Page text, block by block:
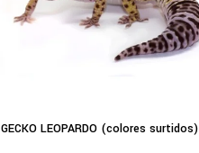
AÑADIR AL CARRITO
GECKO LEOPARDO (colores surtidos)